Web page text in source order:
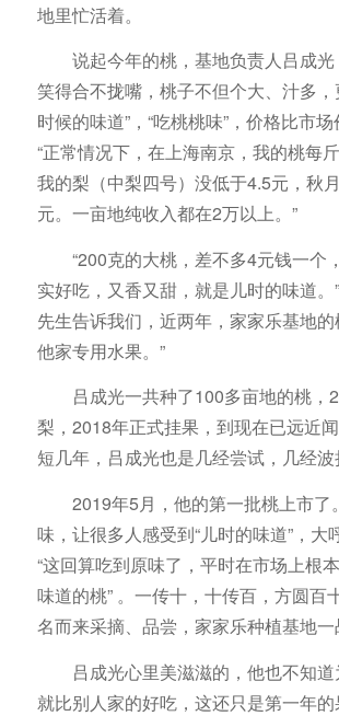
地里忙活着。
说起今年的桃，基地负责人吕成光
笑得合不拢嘴，桃子不但个大、汁多，
时候的味道”，“吃桃桃味”，价格比市场
“正常情况下，在上海南京，我的桃每
我的梨（中梨四号）没低于4.5元，秋
元。一亩地纯收入都在2万以上。”
“200克的大桃，差不多4元钱一个
实好吃，又香又甜，就是儿时的味道。
先生告诉我们，近两年，家家乐基地
他家专用水果。”
吕成光一共种了100多亩地的桃，
梨，2018年正式挂果，到现在已远近
短几年，吕成光也是几经尝试，几经波
2019年5月，他的第一批桃上市了
味，让很多人感受到“儿时的味道”，大
“这回算吃到原味了，平时在市场上根
味道的桃” 。一传十，十传百，方圆百
名而来采摘、品尝，家家乐种植基地一
吕成光心里美滋滋的，他也不知
就比别人家的好吃，这还只是第一年